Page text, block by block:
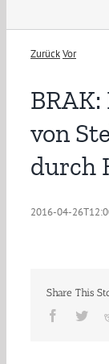
ZurückVor
von
durch
2016-04-
Share This
Facebook